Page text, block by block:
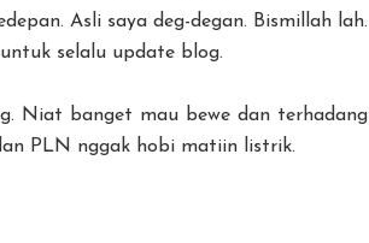
Asli saya deg-degan. Bismillah lah.
selalu update blog.
Niat banget mau bewe dan terhadang
PLN nggak hobi matiin listrik.